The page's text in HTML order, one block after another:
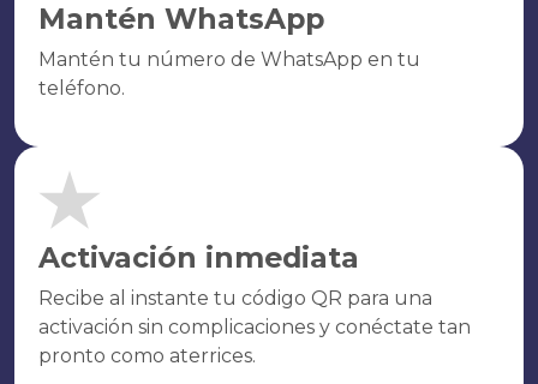
Mantén WhatsApp
Mantén tu número de WhatsApp en tu
teléfono.
Activación inmediata
Recibe al instante tu código QR para una
activación sin complicaciones y conéctate tan
pronto como aterrices.